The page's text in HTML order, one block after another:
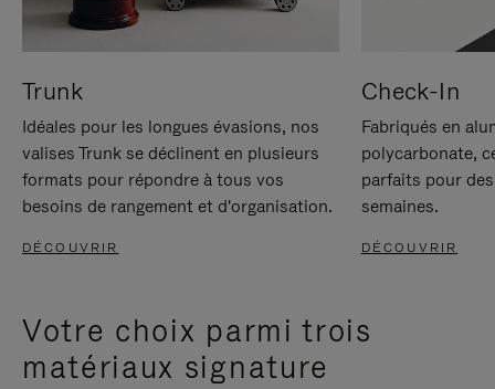
Trunk
Idéales pour les longues évasions, nos
valises Trunk se déclinent en plusieurs
formats pour répondre à tous vos
besoins de rangement et d'organisation.
DÉCOUVRIR
Check-In
Fabriqués en
polycarbonate,
parfaits pour
semaines.
DÉCOUVRIR
Votre choix parmi trois
matériaux signature